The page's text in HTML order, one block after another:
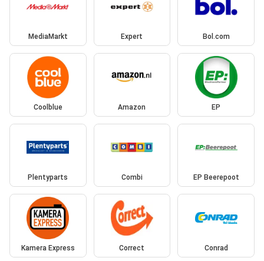
MediaMarkt Expert Bol.com
Coolblue Amazon EP
Plentyparts Combi EP Beerepoot
Kamera Express Correct Conrad